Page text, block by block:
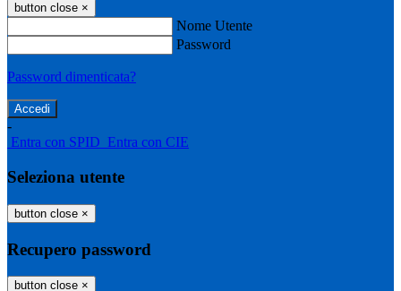
button close ×
Nome Utente
Password
Password dimenticata?
-
Entra con SPID Entra con CIE
Seleziona utente
button close ×
Recupero password
button close ×